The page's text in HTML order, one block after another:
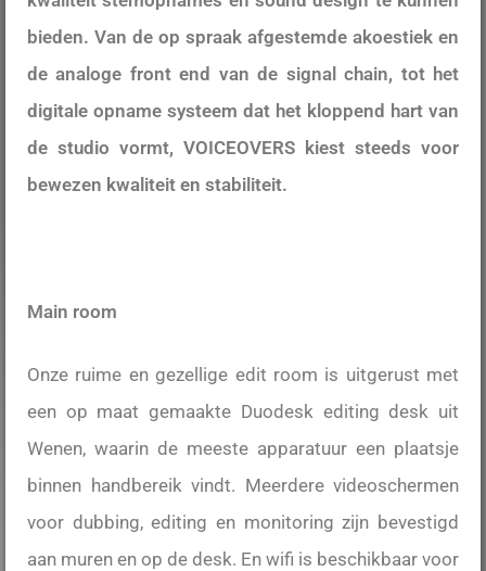
bieden. Van de op spraak afgestemde akoestiek en
de analoge front end van de signal chain, tot het
digitale opname systeem dat het kloppend hart van
de studio vormt, VOICEOVERS kiest steeds voor
bewezen kwaliteit en stabiliteit.
Main room
Onze ruime en gezellige edit room is uitgerust met
een op maat gemaakte Duodesk editing desk uit
Wenen, waarin de meeste apparatuur een plaatsje
binnen handbereik vindt. Meerdere videoschermen
voor dubbing, editing en monitoring zijn bevestigd
aan muren en op de desk. En wifi is beschikbaar voor